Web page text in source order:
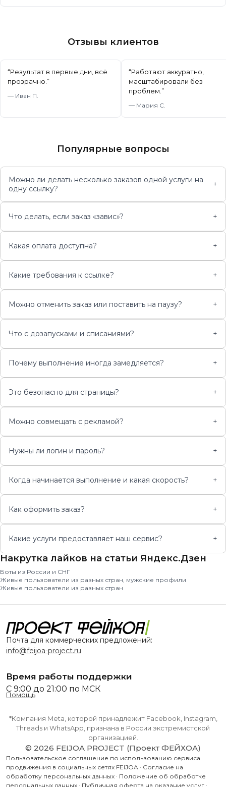
Накрутка лайков на статьи Яндекс.Дзен
Отзывы клиентов
“Результат в первые дни, всё
прозрачно. ”
— Иван П.
“Работают аккуратно,
масштабировали без
проблем. ”
— Мария С.
Популярные вопросы
Можно ли делать несколько заказов одной услуги на
одну ссылку?
+
Что делать, если заказ «завис»? +
Какая оплата доступна? +
Какие требования к ссылке? +
Можно отменить заказ или поставить на паузу? +
Что с дозапусками и списаниями? +
Почему выполнение иногда замедляется? +
Это безопасно для страницы? +
Можно совмещать с рекламой? +
Нужны ли логин и пароль? +
Когда начинается выполнение и какая скорость? +
Как оформить заказ? +
Какие услуги предоставляет наш сервис? +
Боты из России и СНГ
Живые пользователи из разных стран, мужские профили
Живые пользователи из разных стран
Почта для коммерческих предложений:
info@feijoa-project.ru
Время работы поддержки
С 9:00 до 21:00 по МСК
Помощь
*Компания Meta, которой принадлежит Facebook, Instagram,
Threads и WhatsApp, признана в России экстремистской
организацией.
© 2026 FEIJOA PROJECT (Проект ФЕЙХОА)
Пользовательское соглашение по использованию сервиса
продвижения в социальных сетях FEIJOA · Согласие на
обработку персональных данных · Положение об обработке
персональных данных · Публичная оферта на оказание услуг ·